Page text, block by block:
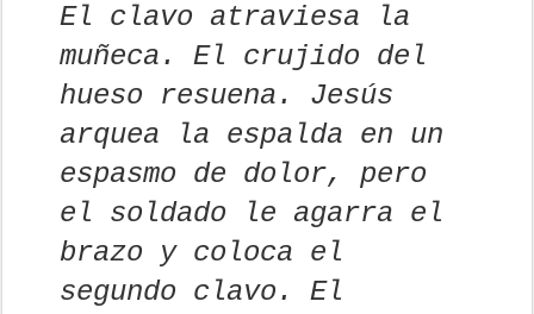
El clavo atraviesa la
muñeca. El crujido del
hueso resuena. Jesús
arquea la espalda en un
espasmo de dolor, pero
el soldado le agarra el
brazo y coloca el
segundo clavo. El